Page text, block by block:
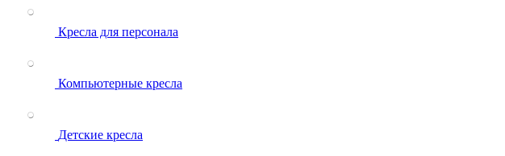
Кресла для персонала
Компьютерные кресла
Детские кресла